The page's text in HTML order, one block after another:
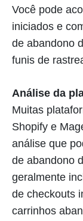
Você pode
iniciados e
de abandono
funis de
Análise da
Muitas
Shopify e
análise que
de abandono
geralmente
de checkouts
carrinhos